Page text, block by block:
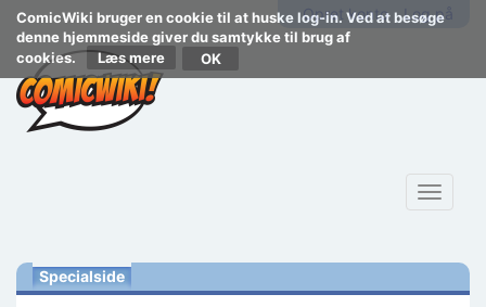
ComicWiki bruger en cookie til at huske log-in. Ved at besøge
denne hjemmeside giver du samtykke til brug af
cookies.
Læs mere
Opret konto Log på
Toggle
Specialside